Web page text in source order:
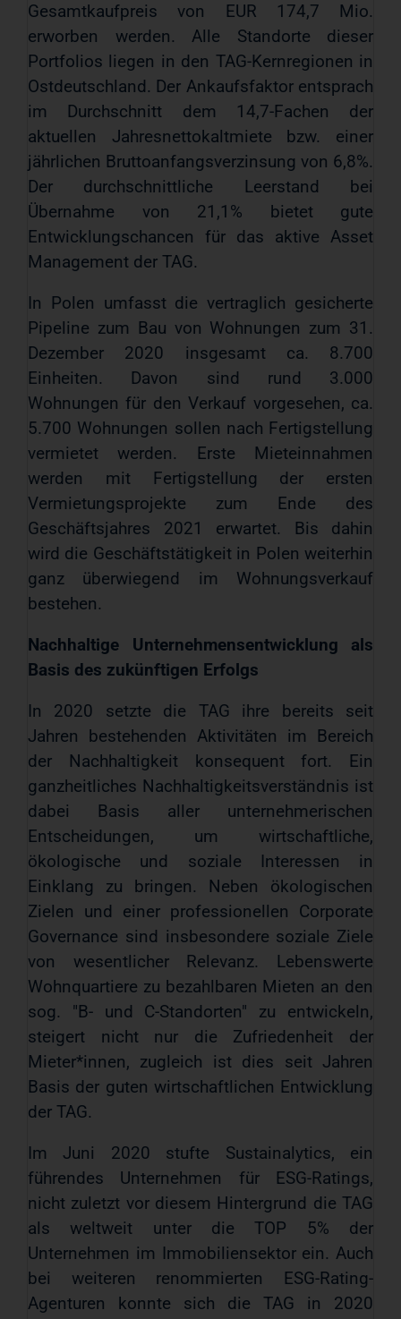
Gesamtkaufpreis von EUR 174,7 Mio.
erworben werden. Alle Standorte dieser
Portfolios liegen in den TAG-Kernregionen in
Ostdeutschland. Der Ankaufsfaktor entsprach
im Durchschnitt dem 14,7-Fachen der
aktuellen Jahresnettokaltmiete bzw. einer
jährlichen Bruttoanfangsverzinsung von 6,8%.
Der durchschnittliche Leerstand bei
Übernahme von 21,1% bietet gute
Entwicklungschancen für das aktive Asset
Management der TAG.
In Polen umfasst die vertraglich gesicherte
Pipeline zum Bau von Wohnungen zum 31.
Dezember 2020 insgesamt ca. 8.700
Einheiten. Davon sind rund 3.000
Wohnungen für den Verkauf vorgesehen, ca.
5.700 Wohnungen sollen nach Fertigstellung
vermietet werden. Erste Mieteinnahmen
werden mit Fertigstellung der ersten
Vermietungsprojekte zum Ende des
Geschäftsjahres 2021 erwartet. Bis dahin
wird die Geschäftstätigkeit in Polen weiterhin
ganz überwiegend im Wohnungsverkauf
bestehen.
Nachhaltige Unternehmensentwicklung als
Basis des zukünftigen Erfolgs
In 2020 setzte die TAG ihre bereits seit
Jahren bestehenden Aktivitäten im Bereich
der Nachhaltigkeit konsequent fort. Ein
ganzheitliches Nachhaltigkeitsverständnis ist
dabei Basis aller unternehmerischen
Entscheidungen, um wirtschaftliche,
ökologische und soziale Interessen in
Einklang zu bringen. Neben ökologischen
Zielen und einer professionellen Corporate
Governance sind insbesondere soziale Ziele
von wesentlicher Relevanz. Lebenswerte
Wohnquartiere zu bezahlbaren Mieten an den
sog. "B- und C-Standorten" zu entwickeln,
steigert nicht nur die Zufriedenheit der
Mieter*innen, zugleich ist dies seit Jahren
Basis der guten wirtschaftlichen Entwicklung
der TAG.
Im Juni 2020 stufte Sustainalytics, ein
führendes Unternehmen für ESG-Ratings,
nicht zuletzt vor diesem Hintergrund die TAG
als weltweit unter die TOP 5% der
Unternehmen im Immobiliensektor ein. Auch
bei weiteren renommierten ESG-Rating-
Agenturen konnte sich die TAG in 2020